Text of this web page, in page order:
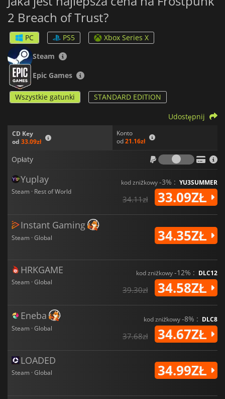
2 Breach of Trust?
PC PS5
Xbox Series X
Steam
Epic Games
Wszystkie gatunki STANDARD EDITION
CD Key
od 33.09zł
Konto
od21.16zł
Udostępnij
Opłaty
Opłaty
Yuplay
Steam · Rest of World
kod zniżkowy-3% : YU3SUMMER
34.11zł 33.09ZŁ
Instant Gaming
Steam · Global 34.35ZŁ
HRKGAME
Steam · Global
kod zniżkowy-12% : DLC12
39.30zł 34.58ZŁ
Eneba
Steam · Global
kod zniżkowy-8% : DLC8
37.68zł 34.67ZŁ
LOADED
Steam · Global 34.99ZŁ